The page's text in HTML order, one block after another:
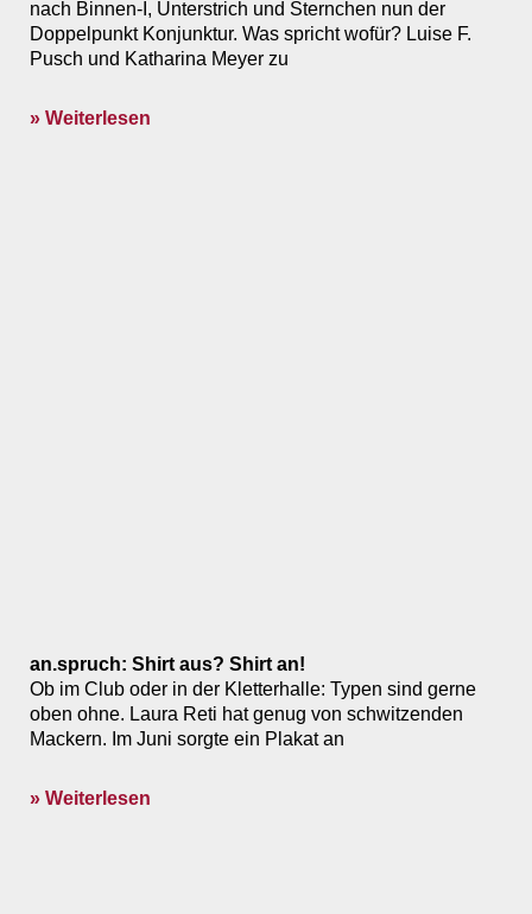
nach Binnen-I, Unterstrich und Sternchen nun der
Doppelpunkt Konjunktur. Was spricht wofür? Luise F.
Pusch und Katharina Meyer zu
» Weiterlesen
an.spruch: Shirt aus? Shirt an!
Ob im Club oder in der Kletterhalle: Typen sind gerne
oben ohne. Laura Reti hat genug von schwitzenden
Mackern. Im Juni sorgte ein Plakat an
» Weiterlesen